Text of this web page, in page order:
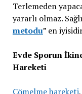
Terlemeden
yararlı olmaz.
metodu” en
Evde Sporun
Hareketi
Çömelme hareketi,